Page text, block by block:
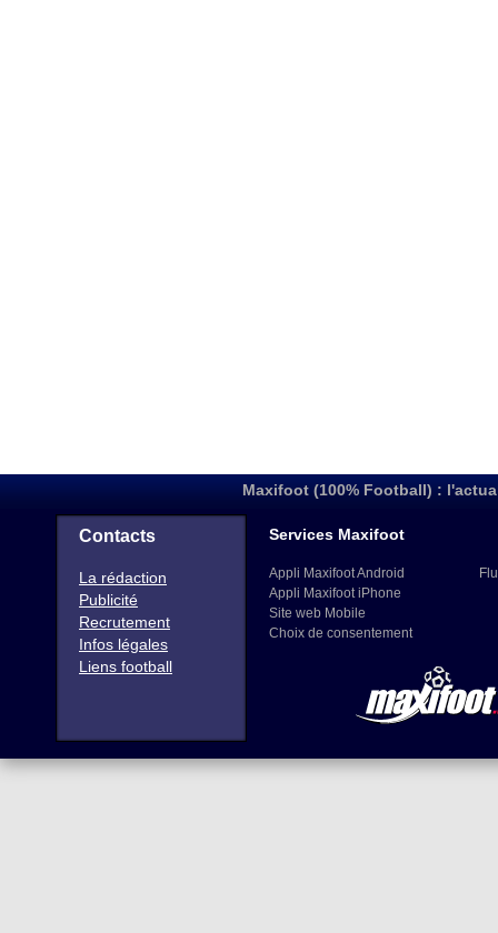
Maxifoot (100% Football) :
Contacts
La rédaction
Publicité
Recrutement
Infos légales
Liens football
Services Maxifoot
Appli Maxifoot Android
Appli Maxifoot iPhone
Site web Mobile
Choix de consentement